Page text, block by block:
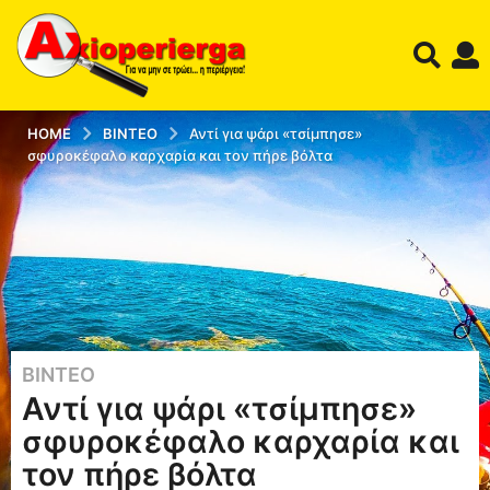
HOME ΒΊΝΤΕΟ
Αντί για ψάρι «τσίμπησε»
σφυροκέφαλο καρχαρία και τον πήρε βόλτα
1
2
τ
η
ΒΊΝΤΕΟ
Αντί για ψάρι «τσίμπησε»
σφυροκέφαλο καρχαρία και
τον πήρε βόλτα